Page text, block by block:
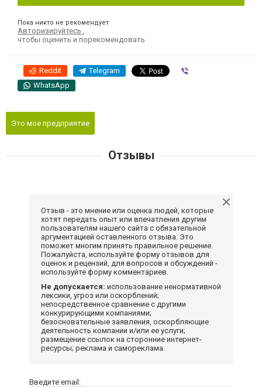
Пока никто не рекомендует
Авторизируйтесь
чтобы оценить и порекомендовать
Reddit Telegram
WhatsApp
Это мое предприятие
Отзывы
Отзыв - это мнение или оценка людей, которые
хотят передать опыт или впечатления другим
пользователям нашего сайта с обязательной
аргументацией оставленного отзыва. Это
поможет многим принять правильное решение.
Пожалуйста, используйте форму отзывов для
оценок и рецензий, для вопросов и обсуждений -
используйте форму комментариев.
Не допускается: использование ненормативной
лексики, угроз или оскорблений;
непосредственное сравнение с другими
конкурирующими компаниями;
безосновательные заявления, оскорбляющие
деятельность компании и/или ее услуги;
размещение ссылок на сторонние интернет-
ресурсы; реклама и самореклама.
Введите email: